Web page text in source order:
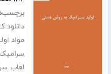
دانلود
مواد
سرامیک
لعاب